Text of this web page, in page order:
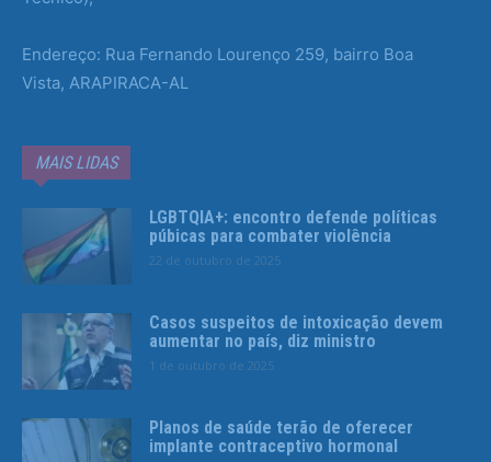
Endereço: Rua Fernando Lourenço 259, bairro Boa
Vista, ARAPIRACA-AL
MAIS LIDAS
LGBTQIA+: encontro defende políticas
púbicas para combater violência
22 de outubro de 2025
Casos suspeitos de intoxicação devem
aumentar no país, diz ministro
1 de outubro de 2025
Planos de saúde terão de oferecer
implante contraceptivo hormonal